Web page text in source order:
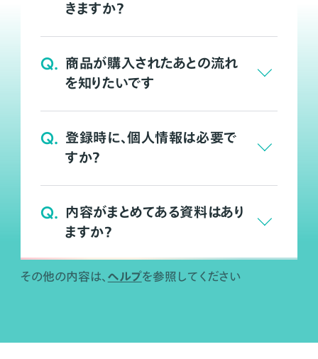
きますか？
Q. 商品が購入されたあとの流れ
を知りたいです
Q. 登録時に、個人情報は必要で
すか？
Q. 内容がまとめてある資料はあり
ますか？
その他の内容は、 ヘルプを参照してください